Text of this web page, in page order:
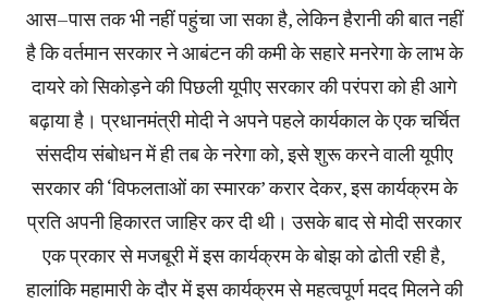
आस–पास तक भी नहीं पहुंचा जा सका है‚ लेकिन हैरानी की बात नहीं
है कि वर्तमान सरकार ने आबंटन की कमी के सहारे मनरेगा के लाभ के
दायरे को सिकोड़ने की पिछली यूपीए सरकार की परंपरा को ही आगे
बढ़ाया है। प्रधानमंत्री मोदी ने अपने पहले कार्यकाल के एक चर्चित
संसदीय संबोधन में ही तब के नरेगा को‚ इसे शुरू करने वाली यूपीए
सरकार की ‘विफलताओं का स्मारक’ करार देकर‚ इस कार्यक्रम के
प्रति अपनी हिकारत जाहिर कर दी थी। उसके बाद से मोदी सरकार
एक प्रकार से मजबूरी में इस कार्यक्रम के बोझ को ढोती रही है‚
हालांकि महामारी के दौर में इस कार्यक्रम से महत्वपूर्ण मदद मिलने की